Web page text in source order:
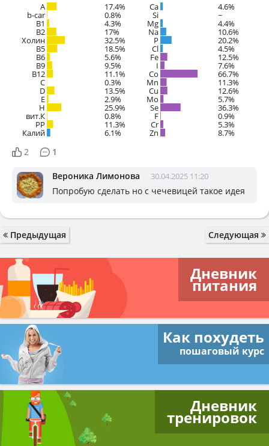
A
17.4%
b-car 0.8%
В1 4.3%
B2 17%
Холин 32.5%
B5 18.5%
B6 5.6%
B9 9.5%
B12 11.1%
C 0.3%
D 13.5%
E 2.9%
H 25.9%
вит.К 0.8%
PP 11.3%
Калий 6.1%
Ca 4.6%
Si ~
Mg 4.4%
Na 10.6%
P 20.2%
Cl 4.5%
Fe 12.5%
I 7.6%
Co 66.7%
Mn 11.3%
Cu 12.6%
Mo 5.7%
Se 36.3%
F 0.9%
Cr 5.3%
Zn 8.7%
2 1
Вероника Лимонова 30.04.2025 11:20
Попробую сделать но с чечевицей такое идея
Предыдущая Следующая
Дневник
питания
Как похудеть
пошаговый курс
Дневник
тренировок